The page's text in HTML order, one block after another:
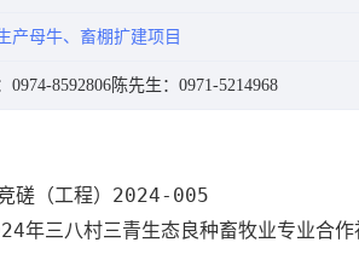
产母牛、畜棚扩建项目
0974-8592806陈先生：0971-5214968
磋（工程）2024-005
年三八村三青生态良种畜牧业专业合